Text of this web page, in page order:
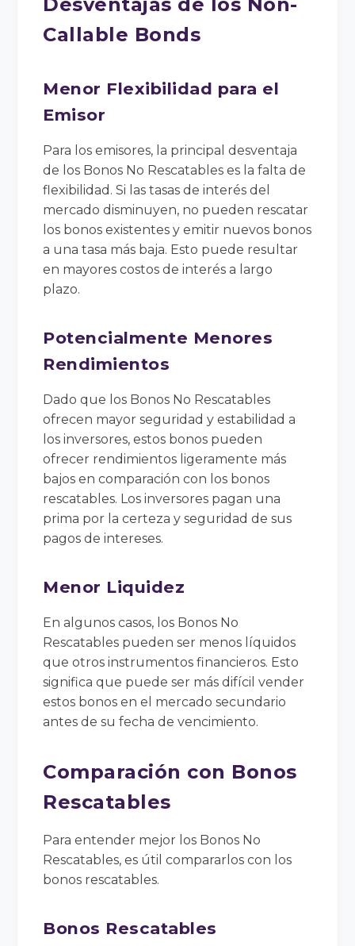
Callable Bonds
Menor Flexibilidad para el
Emisor
Para los emisores, la principal desventaja
de los Bonos No Rescatables es la falta de
flexibilidad. Si las tasas de interés del
mercado disminuyen, no pueden rescatar
los bonos existentes y emitir nuevos bonos
a una tasa más baja. Esto puede resultar
en mayores costos de interés a largo
plazo.
Potencialmente Menores
Rendimientos
Dado que los Bonos No Rescatables
ofrecen mayor seguridad y estabilidad a
los inversores, estos bonos pueden
ofrecer rendimientos ligeramente más
bajos en comparación con los bonos
rescatables. Los inversores pagan una
prima por la certeza y seguridad de sus
pagos de intereses.
Menor Liquidez
En algunos casos, los Bonos No
Rescatables pueden ser menos líquidos
que otros instrumentos financieros. Esto
significa que puede ser más difícil vender
estos bonos en el mercado secundario
antes de su fecha de vencimiento.
Comparación con Bonos
Rescatables
Para entender mejor los Bonos No
Rescatables, es útil compararlos con los
bonos rescatables.
Bonos Rescatables